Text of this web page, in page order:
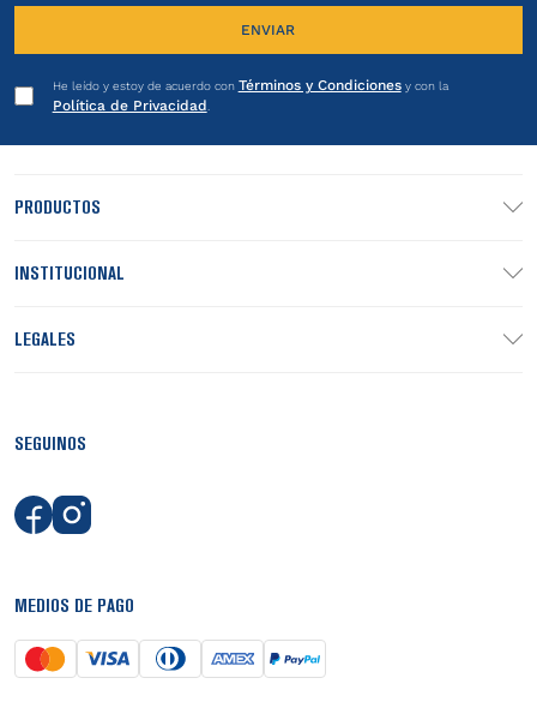
ENVIAR
He leído y estoy de acuerdo con Términos y Condicionesy con la
Política de Privacidad
PRODUCTOS
INSTITUCIONAL
LEGALES
SEGUINOS
MEDIOS DE PAGO